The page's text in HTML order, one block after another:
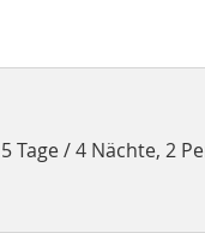
5 Tage / 4 Nächte, 2